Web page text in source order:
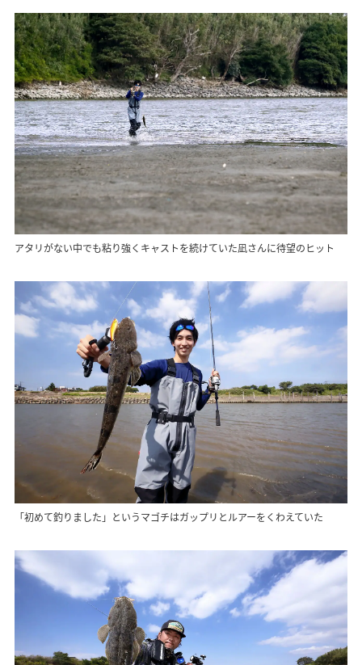
アタリがない中でも粘り強くキャストを続けていた凪さんに待望のヒット
「初めて釣りました」というマゴチはガップリとルアーをくわえていた